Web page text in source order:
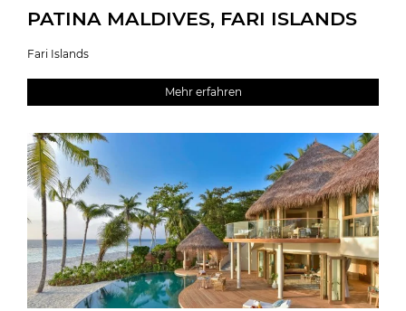
PATINA MALDIVES, FARI ISLANDS
Fari Islands
Mehr erfahren